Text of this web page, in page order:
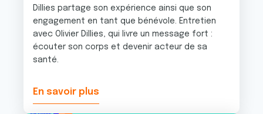
Dillies partage son expérience ainsi que son
engagement en tant que bénévole. Entretien
avec Olivier Dillies, qui livre un message fort :
écouter son corps et devenir acteur de sa
santé.
En savoir plus